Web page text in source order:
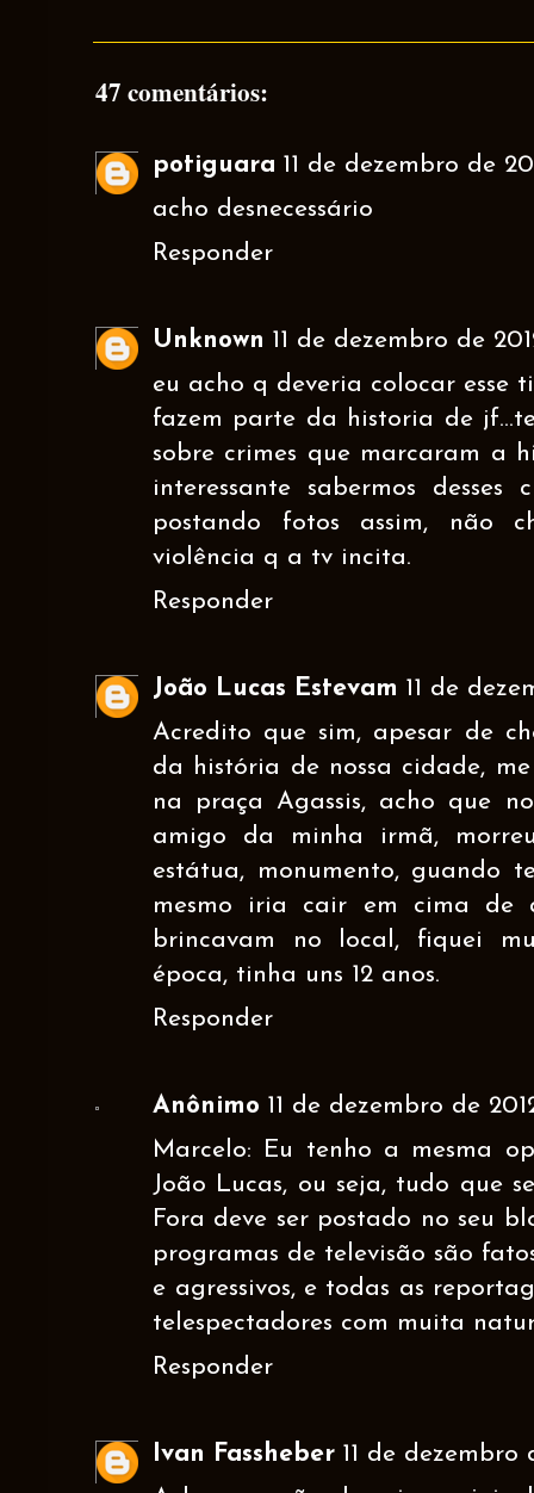
47 comentários:
potiguara 11 de dezembro de
acho desnecessário
Responder
Unknown 11 de dezembro de
eu acho q deveria colocar esse
fazem parte da historia de
sobre crimes que marcaram a
interessante sabermos desses
postando fotos assim, não
violência q a tv incita.
Responder
João Lucas Estevam 11 de
Acredito que sim, apesar de
da história de nossa cidade,
na praça Agassis, acho que
amigo da minha irmã,
estátua, monumento, guando
mesmo iria cair em cima de
brincavam no local, fiquei
época, tinha uns 12 anos.
Responder
Anônimo 11 de dezembro de
Marcelo: Eu tenho a mesma
João Lucas, ou seja, tudo que
Fora deve ser postado no seu
programas de televisão são
e agressivos, e todas as
telespectadores com muita
Responder
Ivan Fassheber 11 de dezembro